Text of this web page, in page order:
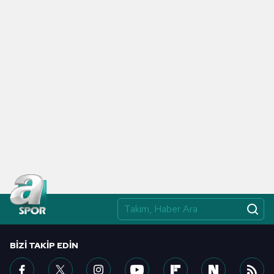
BIZI TAKIP EDIN